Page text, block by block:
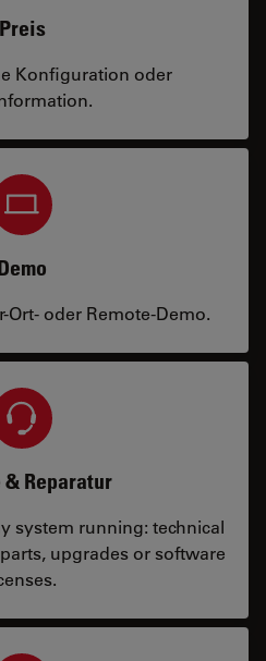
Preis
Konfiguration oder
Ort- oder Remote-Demo.
Reparatur
system running: technical
upgrades or software